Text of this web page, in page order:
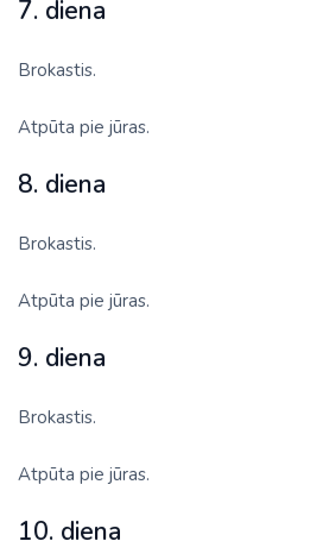
7. diena
Brokastis.
Atpūta pie jūras.
8. diena
Brokastis.
Atpūta pie jūras.
9. diena
Brokastis.
Atpūta pie jūras.
10. diena